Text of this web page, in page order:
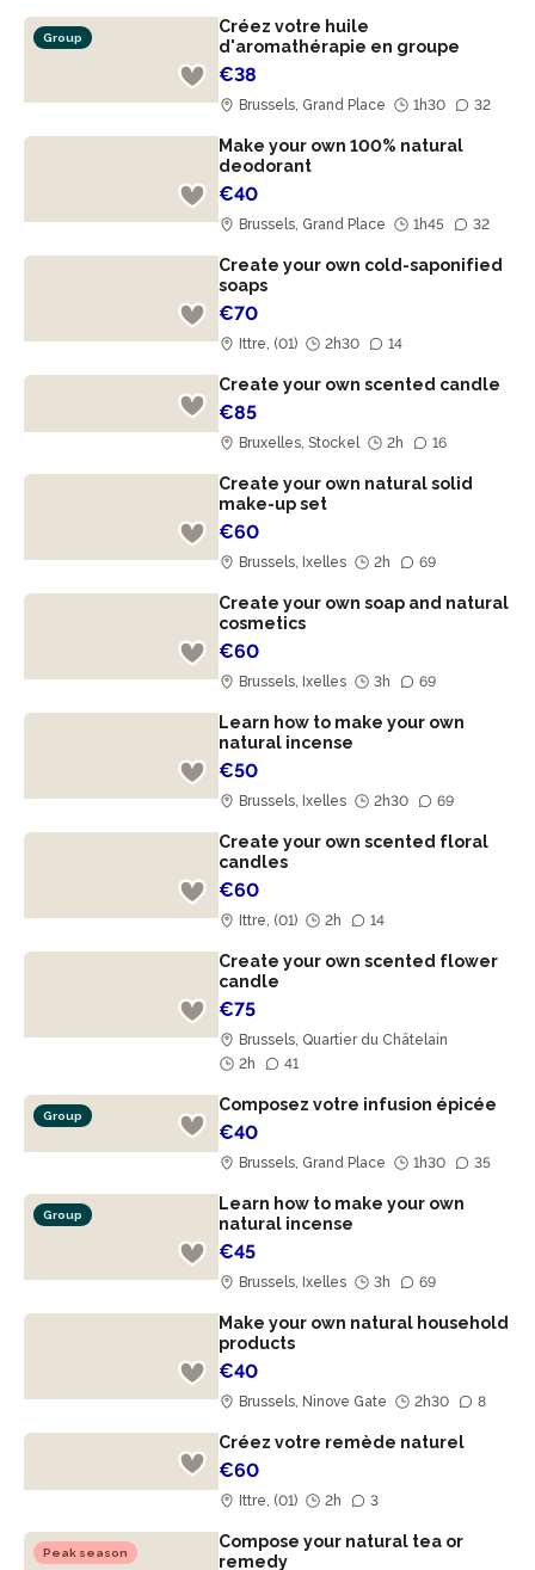
Group
Créez votre huile
d'aromathérapie en groupe
€38
Brussels, Grand Place 1h30 32
Make your own 100% natural
deodorant
€40
Brussels, Grand Place 1h45 32
Create your own cold-saponified
soaps
€70
Ittre, (01) 2h30 14
Create your own scented candle
€85
Bruxelles, Stockel 2h 16
Create your own natural solid
make-up set
€60
Brussels, Ixelles 2h 69
Create your own soap and natural
cosmetics
€60
Brussels, Ixelles 3h 69
Learn how to make your own
natural incense
€50
Brussels, Ixelles 2h30 69
Create your own scented floral
candles
€60
Ittre, (01) 2h 14
Create your own scented flower
candle
€75
Brussels, Quartier du Châtelain
2h
41
Group
Composez votre infusion épicée
€40
Brussels, Grand Place 1h30 35
Group
Learn how to make your own
natural incense
€45
Brussels, Ixelles 3h 69
Make your own natural household
products
€40
Brussels, Ninove Gate 2h30 8
Créez votre remède naturel
€60
Ittre, (01) 2h 3
Peak season
Compose your natural tea or
remedy